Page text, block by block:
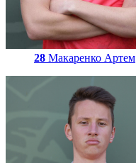
28 Макаренко Артем